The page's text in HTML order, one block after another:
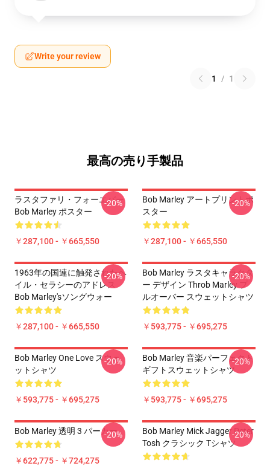
Write your review
1 / 1
最高の売り手製品
ラスタファリ・フォーエバー
Bob Marley ポスター
￥287,100 - ￥665,550
-20%
Bob Marley アートプリントポ
スター
￥287,100 - ￥665,550
-20%
1963年の国連に触発されたヘ
イル・セラシーのアドレス
Bob Marley'sソングウォー
￥287,100 - ￥665,550
-20%
Bob Marley ラスタキャラクタ
ー デザイン Throb Marley プ
ルオーバー スウェットシャツ
￥593,775 - ￥695,275
-20%
Bob Marley One Love スウェ
ットシャツ
￥593,775 - ￥695,275
-20%
Bob Marley 音楽パーフェクト
ギフトスウェットシャツ
￥593,775 - ￥695,275
-20%
Bob Marley 透明 3 パーカー
￥622,775 - ￥724,275
-20%
Bob Marley Mick Jagger Peter
Tosh クラシック Tシャツ
-20%